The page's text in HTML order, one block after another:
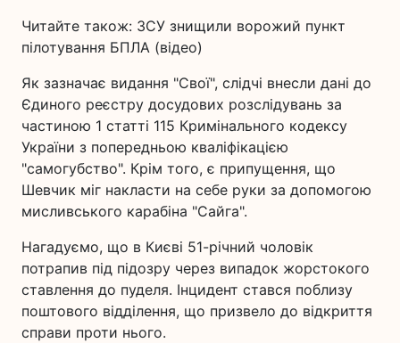
Читайте також: ЗСУ знищили ворожий пункт
пілотування БПЛА (відео)
Як зазначає видання "Свої", слідчі внесли дані до
Єдиного реєстру досудових розслідувань за
частиною 1 статті 115 Кримінального кодексу
України з попередньою кваліфікацією
"самогубство". Крім того, є припущення, що
Шевчик міг накласти на себе руки за допомогою
мисливського карабіна "Сайга".
Нагадуємо, що в Києві 51-річний чоловік
потрапив під підозру через випадок жорстокого
ставлення до пуделя. Інцидент стався поблизу
поштового відділення, що призвело до відкриття
справи проти нього.